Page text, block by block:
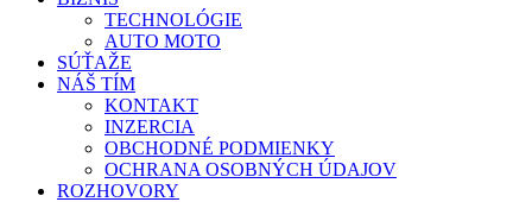
TECHNOLÓGIE
AUTO MOTO
SÚŤAŽE
NÁŠ TÍM
KONTAKT
INZERCIA
OBCHODNÉ PODMIENKY
OCHRANA OSOBNÝCH ÚDAJOV
ROZHOVORY